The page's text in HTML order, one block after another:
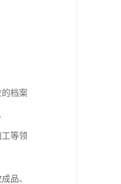
的档案
等领
品、